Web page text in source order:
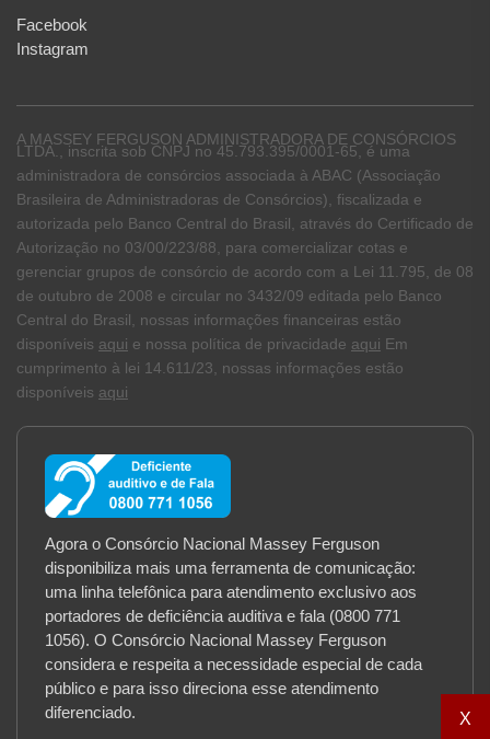
Facebook
Instagram
A MASSEY FERGUSON ADMINISTRADORA DE CONSÓRCIOS
LTDA., inscrita sob CNPJ no 45.793.395/0001-65, é uma
administradora de consórcios associada à ABAC (Associação
Brasileira de Administradoras de Consórcios), fiscalizada e
autorizada pelo Banco Central do Brasil, através do Certificado de
Autorização no 03/00/223/88, para comercializar cotas e
gerenciar grupos de consórcio de acordo com a Lei 11.795, de 08
de outubro de 2008 e circular no 3432/09 editada pelo Banco
Central do Brasil, nossas informações financeiras estão
disponíveis aqui e nossa política de privacidade aqui Em
cumprimento à lei 14.611/23, nossas informações estão
disponíveis aqui
Agora o Consórcio Nacional Massey Ferguson
disponibiliza mais uma ferramenta de comunicação:
uma linha telefônica para atendimento exclusivo aos
portadores de deficiência auditiva e fala (0800 771
1056). O Consórcio Nacional Massey Ferguson
considera e respeita a necessidade especial de cada
público e para isso direciona esse atendimento
diferenciado.
X